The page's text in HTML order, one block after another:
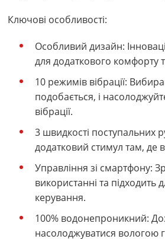
Ключові особливості:
Особливий дизайн:
для додаткового комфорту
10 режимів вібрації:
подобається, і
вібрації.
3 швидкості поступальних
додатковий стимул там, де
Управління зі смартфону:
використанні та підходить
керування.
100% водонепроникний:
насолоджуватися вологою